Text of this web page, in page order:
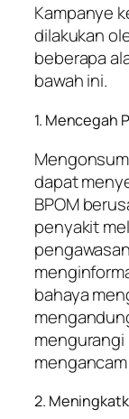
Kampanye
dilakukan
beberapa
bawah ini.
1. Mencegah
dapat
BPOM
penyakit
bahaya
2.